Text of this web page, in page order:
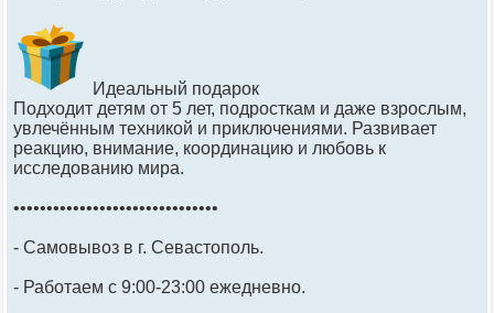
Идеальный подарок
Подходит детям от 5 лет, подросткам и даже взрослым,
увлечённым техникой и приключениями. Развивает
реакцию, внимание, координацию и любовь к
исследованию мира.
•••••••••••••••••••••••••••••••
- Самовывоз в г. Севастополь.
- Работаем с 9:00-23:00 ежедневно.